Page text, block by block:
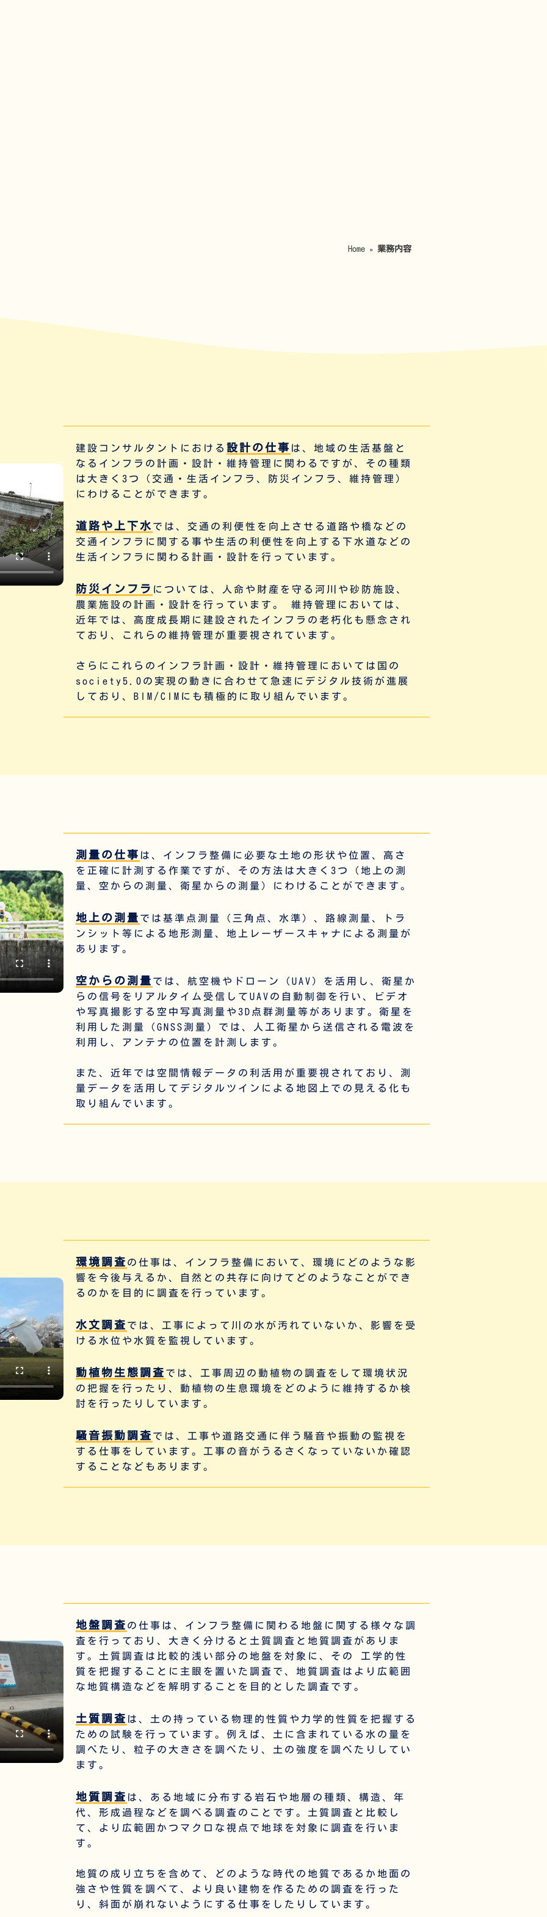
Home » 業務内容
建設コンサルタントにおける設計の仕事 は、地域の生活基盤と
なるインフラの計画・設計・維持管理に関わるですが、その種類
は大きく3つ（ 交通・生活インフラ、 防災インフラ、維持管理 ）
にわけることができます。
道路や上下水 では、交通の利便性を向上させる道路や橋などの
交通インフラに関する事や生活の利便性を向上する下水道などの
生活インフラに関わる計画・設計を行っています。
防災インフラ については、人命や財産を守る河川や砂防施設、
農業施設の計画・設計を行っています。 維持管理においては、
近年では、高度成長期に建設されたインフラの老朽化も懸念され
ており、これらの維持管理 が重要視されています。
さらにこれらのインフラ計画・設計・維持管理においては国の
society5.0の実現の動きに合わせて急速にデジタル技術が進展
しており、BIM/CIMにも積極的に取り組んでいます。
測量の仕事 は、インフラ整備に必要な土地の形状や位置、高さ
を正確に計測する作業ですが、その方法は大きく3つ（地上の測
量、 空からの測量、衛星からの測量 ）にわけることができます。
地上の測量 では基準点測量（三角点、水準）、路線測量、トラ
ンシット等による地形測量、地上レーザースキャナによる測量が
あります。
空からの測量 では、航空機やドローン（UAV）を活用し、衛星か
らの信号をリアルタイム受信してUAVの自動制御を行い、ビデオ
や写真撮影する空中写真測量や3D点群測量等があります。衛星を
利用した測量
（GNSS測量）では、人工衛星から送信される電波を
利用し、アンテナの位置を計測します。
また、近年では空間情報データの利活用が重要視されており、測
量データを活用してデジタルツインによる地図上での見える化も
取り組んでいます。
環境調査 の仕事は、インフラ整備において、環境にどのような影
響を今後与えるか、
自然との共存 に向けてどのようなことができ
るのかを目的に調査を行っています。
水文調査 では、工事によって川の水が汚れていないか、影響を受
ける水位や水質を監視 しています。
動植物生態調査 では、工事周辺の動植物の調査をして環境状況
の把握を行ったり、動植物の生息環境 をどのように維持するか検
討を行ったりしています。
騒音振動調査 では、工事や道路交通に伴う 騒音や振動の監視 を
する仕事をしています。工事の音がうるさくなっていないか確認
することなどもあります。
地盤調査 の仕事は、インフラ整備に関わる地盤に関する様々な調
査を行っており、大きく分けると土質調査と地質調査がありま
す。 土質調査 は比較的浅い部分の地盤を対象に、その 工学的性
質を把握することに主眼を置いた調査で、地質調査 はより広範囲
な地質構造などを解明することを目的とした調査です。
土質調査 は、土の持っている物理的性質や力学的性質を把握する
ための試験を行っています。例えば、土に含まれている水の量を
調べたり、粒子の大きさを調べたり、土の強度を調べたりしてい
ます。
地質調査 は、ある地域に分布する岩石や地層の種類、構造、年
代、形成過程などを調べる調査のことです。土質調査と比較し
て、より広範囲かつマクロな視点で地球を対象に調査を行いま
す。
地質の成り立ちを含めて、 どのような時代の地質 であるか地面の
強さや性質を調べて、より良い建物を作るための調査を行った
り、斜面が崩れないようにする仕事をしたりしています。